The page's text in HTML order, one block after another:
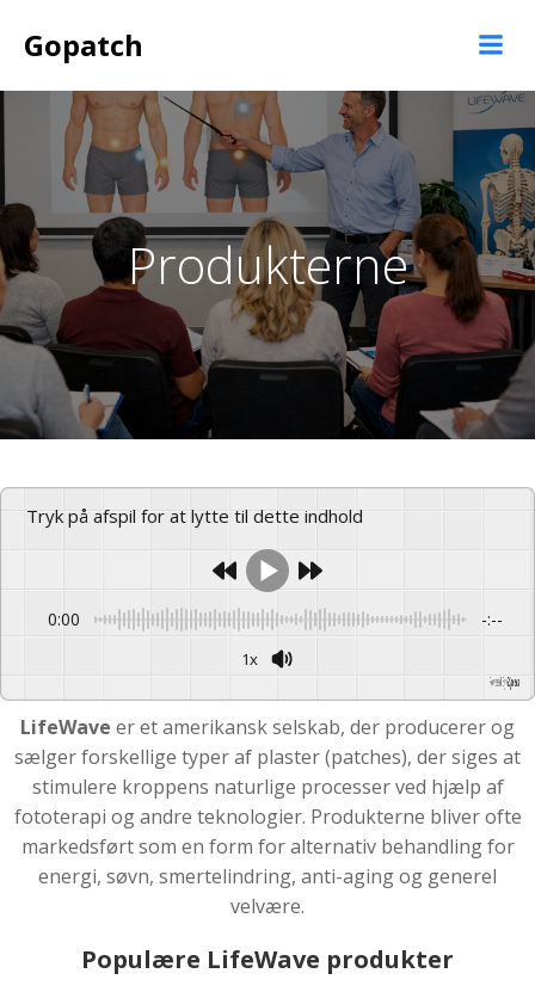
Gopatch
Produkterne
Tryk på afspil for at lytte til dette indhold
0:00 -:--
1x
GSpeech
LifeWave er et amerikansk selskab, der producerer og
sælger forskellige typer af plaster (patches), der siges at
stimulere kroppens naturlige processer ved hjælp af
fototerapi og andre teknologier. Produkterne bliver ofte
markedsført som en form for alternativ behandling for
energi, søvn, smertelindring, anti-aging og generel
velvære.
Populære LifeWave produkter